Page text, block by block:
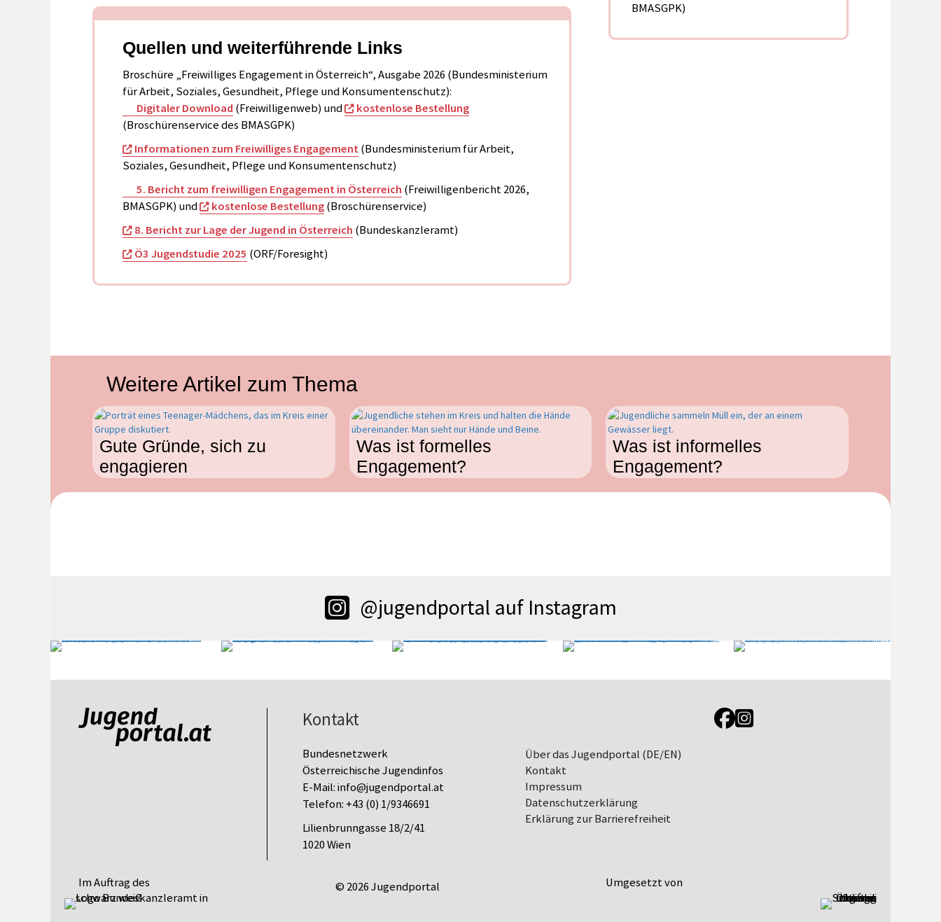
Quellen und weiterführende Links
Broschüre „Freiwilliges Engagement in Österreich“, Ausgabe 2026 (Bundesministerium
für Arbeit, Soziales, Gesundheit, Pflege und Konsumentenschutz):
Digitaler Download (Freiwilligenweb) und
kostenlose Bestellung
(Broschürenservice des BMASGPK)
Informationen zum Freiwilliges Engagement(Bundesministerium für Arbeit,
Soziales, Gesundheit, Pflege und Konsumentenschutz)
5. Bericht zum freiwilligen Engagement in Österreich (Freiwilligenbericht 2026,
BMASGPK) und
kostenlose Bestellung(Broschürenservice)
8. Bericht zur Lage der Jugend in Österreich (Bundeskanzleramt)
Ö3 Jugendstudie 2025 (ORF/Foresight)
BMASGPK)
Weitere Artikel zum Thema
Gute Gründe, sich zu
engagieren
Was ist formelles
Engagement?
Was ist informelles
Engagement?
@jugendportal auf Instagram
Kontakt
Bundesnetzwerk
Österreichische Jugendinfos
E-Mail:info@jugendportal.at
Telefon:+43 (0) 1/9346691
Lilienbrunngasse 18/2/41
1020 Wien
Über das Jugendportal (DE/EN)
Kontakt
Impressum
Datenschutz­erklärung
Erklärung zur Barrierefreiheit
Link zur Jugendportal Facebookseite
Link zur Jugendportal Instagramseite
Im Auftrag des © 2026 Jugendportal Umgesetzt von